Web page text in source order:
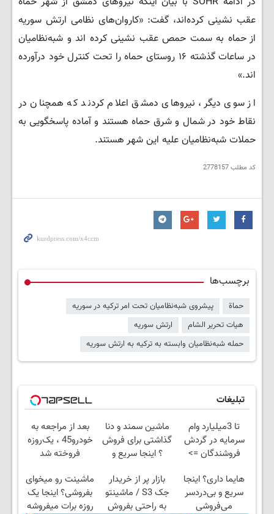
عقب نشینی کرده‌اند، گفت: «کاروان‌های نظامی ارتش سوریه
از حماه به سمت حمص عقب نشینی کرده اند و شبه‌نظامیان
در ساعات گذشته ۱۶ روستای حماه را تحت کنترل خود درآورده
اند.»
از سوی دیگر، نیروهای دمشق اعلام کردند که همچنان در
نقاط خود در شمال و شرق حماه هستند و آماده پاسخگویی به
حملات شبه‌نظامیان علیه این شهر هستند.
کد مطلب2778157
برچسب‌ها
حماة
پیشروی شبه‌نظامیان تحت امر ترکیه در سوریه
هیات تحریر الشام
ارتش سوریه
حمله شبه‌نظامیان وابسته به ترکیه به ارتش سوریه
تبلیغات
تا 3میلیارد وام
سرمایه در گردش
فروشندگان =>
کن
ماشین سمند و دنا
گذاشتی برای فروش
؟ اینجا سریع و
بعد از مراجعه به
خودرو45 ، یک‌روزه
فروخته شد
هایما داری؟ اینجا
سریع و بی‌دردسر
می‌فروشی
بازار پر از خریدار
جک S3 / ماشینتو
به راحتی بفروش
ماشینت رو میخوای
بفروشی؟ اینجا یک
روزه برات میفروشه